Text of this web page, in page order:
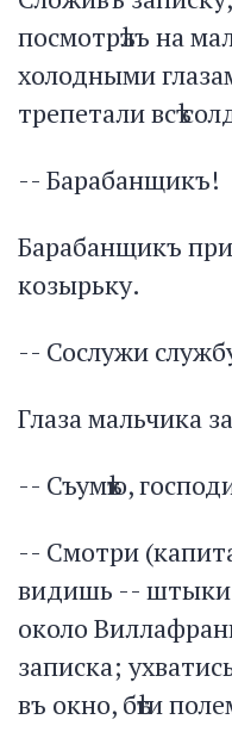
посмотрѣлъ на
холодными
трепетали всѣ
-- Барабанщикъ!
Барабанщикъ
козырьку.
-- Сослужи
Глаза мальчика
-- Съумѣю,
-- Смотри
видишь -- штыки
около
записка;
въ окно, бѣги